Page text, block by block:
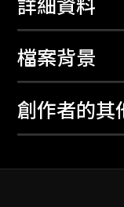
詳細資料
檔案背景
創作者的其